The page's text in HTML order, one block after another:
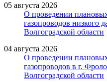
05 августа 2026
О проведении
газопроводов низкого
Волгоградской области
04 августа 2026
О проведении
газопроводов в г.
Волгоградской области